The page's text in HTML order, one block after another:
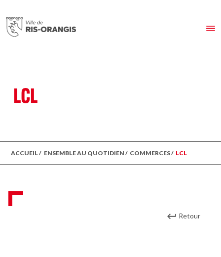
LCL
ACCUEIL/ ENSEMBLE AU QUOTIDIEN / COMMERCES/ LCL
Retour